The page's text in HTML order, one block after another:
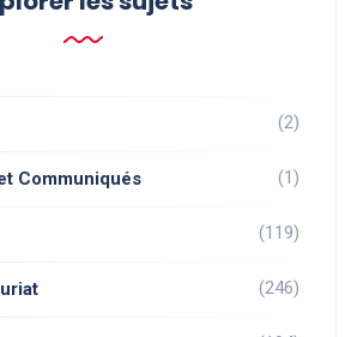
(2)
Communiqués (1)
(119)
(246)